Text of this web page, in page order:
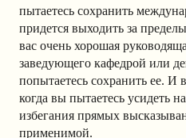
пытаетесь сохранить
придется выходить за
вас очень хорошая
заведующего кафедрой или
попытаетесь сохранить ее. И
когда вы пытаетесь усидеть
избегания прямых
применимой.